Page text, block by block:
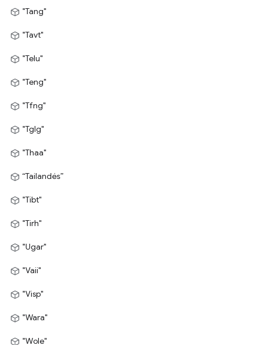
"Tang"
"Tavt"
"Telu"
"Teng"
"Tfng"
"Tglg"
"Thaa"
“Tailandés”
"Tibt"
"Tirh"
"Ugar"
"Vaii"
"Visp"
"Wara"
"Wole"